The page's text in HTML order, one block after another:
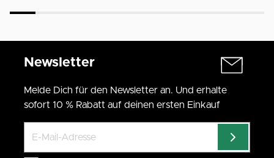
Newsletter
Melde Dich für den Newsletter an. Und erhalte
sofort 10 % Rabatt auf deinen ersten Einkauf